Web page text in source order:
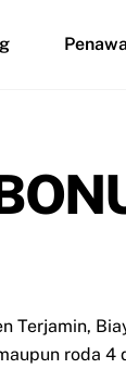
Terjamin,
roda 4